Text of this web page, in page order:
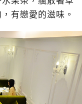
有戀愛的滋味。